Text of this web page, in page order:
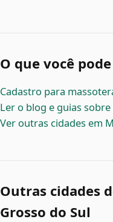
O que você
Cadastro para
Ler o blog e guias
Ver outras cidades em
Outras cidades
Grosso do Sul